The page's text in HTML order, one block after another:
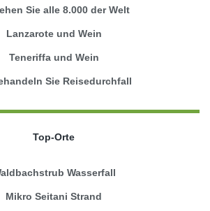
Sie alle 8.000 der Welt
Lanzarote und Wein
Teneriffa und Wein
Sie Reisedurchfall
Top-Orte
Wasserfall
Mikro Seitani Strand